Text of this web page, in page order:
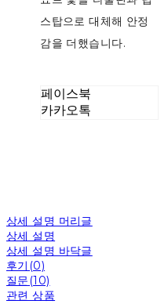
스탑으로 대체해 안정
감을 더했습니다.
페이스북
카카오톡
상세 설명 머리글
상세 설명
상세 설명 바닥글
후기(0)
질문(10)
관련 상품